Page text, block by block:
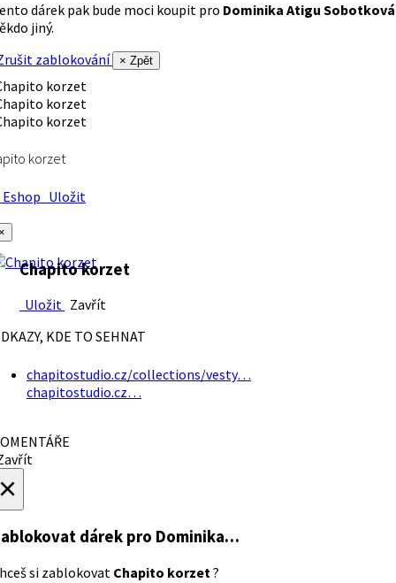
dárek pak bude moci koupit pro Dominika Atigu Sobotková
jiný.
zablokování
× Zpět
korzet
Uložit
Chapito korzet
Uložit Zavřít
KDE TO SEHNAT
chapitostudio.cz/collections/vesty…
chapitostudio.cz…
dárek pro Dominika…
si zablokovat Chapito korzet?